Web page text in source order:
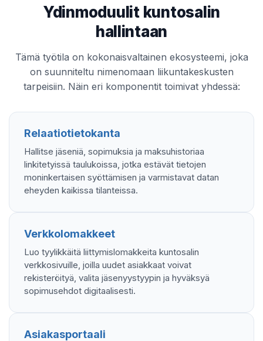
Ydinmoduulit kuntosalin
hallintaan
Tämä työtila on kokonaisvaltainen ekosysteemi, joka
on suunniteltu nimenomaan liikuntakeskusten
tarpeisiin. Näin eri komponentit toimivat yhdessä:
Relaatiotietokanta
Hallitse jäseniä, sopimuksia ja maksuhistoriaa
linkitetyissä taulukoissa, jotka estävät tietojen
moninkertaisen syöttämisen ja varmistavat datan
eheyden kaikissa tilanteissa.
Verkkolomakkeet
Luo tyylikkäitä liittymislomakkeita kuntosalin
verkkosivuille, joilla uudet asiakkaat voivat
rekisteröityä, valita jäsenyystyypin ja hyväksyä
sopimusehdot digitaalisesti.
Asiakasportaali